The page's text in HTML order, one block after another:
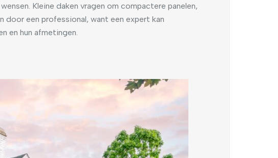
Kleine daken vragen om compactere panelen,
een professional, want een expert kan
en hun afmetingen.